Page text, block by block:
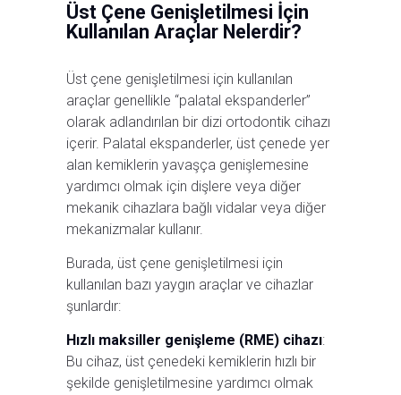
Üst Çene Genişletilmesi İçin
Kullanılan Araçlar Nelerdir?
Üst çene genişletilmesi için kullanılan
araçlar genellikle “palatal ekspanderler”
olarak adlandırılan bir dizi ortodontik cihazı
içerir. Palatal ekspanderler, üst çenede yer
alan kemiklerin yavaşça genişlemesine
yardımcı olmak için dişlere veya diğer
mekanik cihazlara bağlı vidalar veya diğer
mekanizmalar kullanır.
Burada, üst çene genişletilmesi için
kullanılan bazı yaygın araçlar ve cihazlar
şunlardır:
Hızlı maksiller genişleme (RME) cihazı:
Bu cihaz, üst çenedeki kemiklerin hızlı bir
şekilde genişletilmesine yardımcı olmak